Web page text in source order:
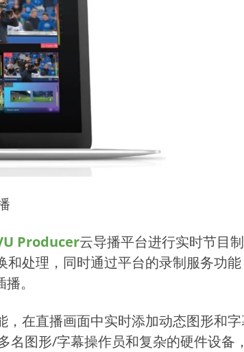
Producer云导播平台进行实时节目
处理，同时通过平台的录制服务功
。
，在直播画面中实时添加动态图形和
名图形/字幕操作员和复杂的硬件设备